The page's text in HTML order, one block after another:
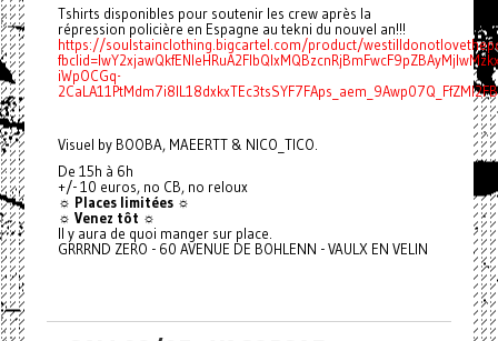
Tshirts disponibles pour soutenir les crew après la
répression policière en Espagne au tekni du nouvel an!!!
https://soulstainclothing.bigcartel.com/product/
iWpOCGq-
Visuel by BOOBA, MAEERTT & NICO_TICO.
De 15h à 6h
+/- 10 euros, no CB, no reloux
☼ Places limitées ☼
☼ Venez tôt ☼
Il y aura de quoi manger sur place.
GRRRND ZERO - 60 AVENUE DE BOHLENN - VAULX EN VELIN